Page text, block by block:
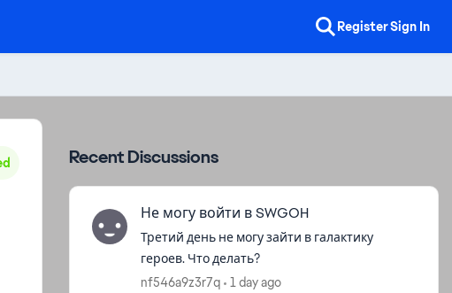
RegisterSign In
Recent Discussions
Не могу войти в SWGOH
Третий день не могу зайти в галактику
героев. Что делать?
nf546a9z3r7q
1 day ago